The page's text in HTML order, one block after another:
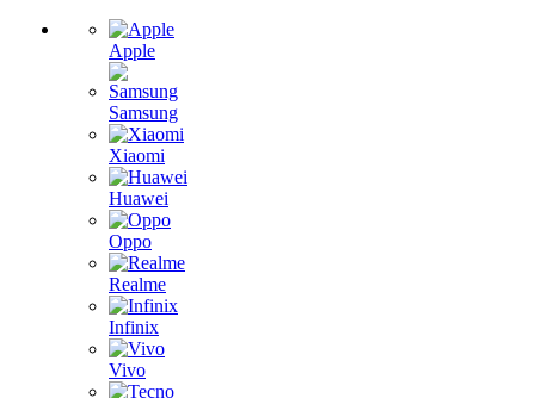
Apple
Samsung
Xiaomi
Huawei
Oppo
Realme
Infinix
Vivo